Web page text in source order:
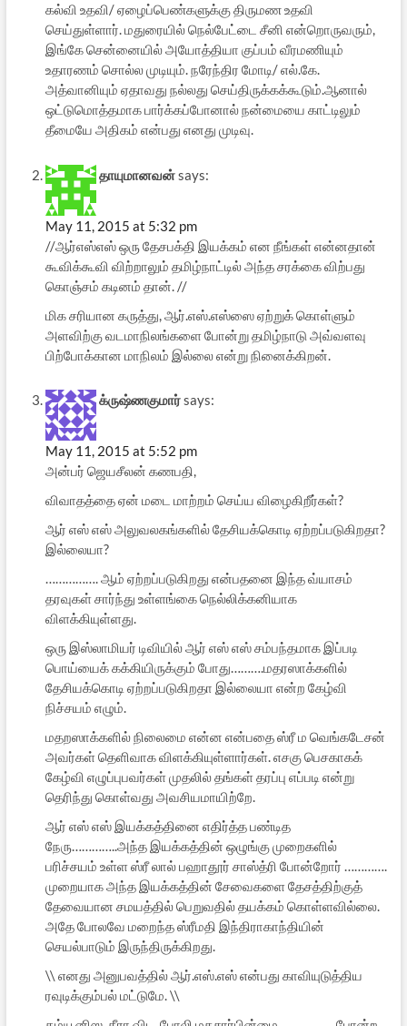
கல்வி உதவி/ ஏழைப்பெண்களுக்கு திருமண உதவி
செய்துள்ளார். மதுரையில் நெல்பேட்டை சீனி என்றொருவரும்,
இங்கே சென்னையில் அயோத்தியா குப்பம் வீரமணியும்
உதாரணம் சொல்ல முடியும். நரேந்திர மோடி/ எல்.கே.
அத்வானியும் ஏதாவது நல்லது செய்திருக்கக்கூடும்.ஆனால்
ஒட்டுமொத்தமாக பார்க்கப்போனால் நன்மையை காட்டிலும்
தீமையே அதிகம் என்பது எனது முடிவு.
தாயுமானவன்says:
May 11, 2015 at 5:32 pm
//ஆர்எஸ்எஸ் ஒரு தேசபக்தி இயக்கம் என நீங்கள் என்னதான்
கூவிக்கூவி விற்றாலும் தமிழ்நாட்டில் அந்த சரக்கை விற்பது
கொஞ்சம் கடினம் தான். //
மிக சரியான கருத்து, ஆர்.எஸ்.எஸ்ஸை ஏற்றுக் கொள்ளும்
அளவிற்கு வடமாநிலங்களை போன்று தமிழ்நாடு அவ்வளவு
பிற்போக்கான மாநிலம் இல்லை என்று நினைக்கிறன்.
க்ருஷ்ணகுமார்says:
May 11, 2015 at 5:52 pm
அன்பர் ஜெயசீலன் கணபதி,
விவாதத்தை ஏன் மடை மாற்றம் செய்ய விழைகிறீர்கள்?
ஆர் எஸ் எஸ் அலுவலகங்களில் தேசியக்கொடி ஏற்றப்படுகிறதா?
இல்லையா?
……………. ஆம் ஏற்றப்படுகிறது என்பதனை இந்த வ்யாசம்
தரவுகள் சார்ந்து உள்ளங்கை நெல்லிக்கனியாக
விளக்கியுள்ளது.
ஒரு இஸ்லாமியர் டிவியில் ஆர் எஸ் எஸ் சம்பந்தமாக இப்படி
பொய்யைக் கக்கியிருக்கும் போது……….மதரஸாக்களில்
தேசியக்கொடி ஏற்றப்படுகிறதா இல்லையா என்ற கேழ்வி
நிச்சயம் எழும்.
மதறஸாக்களில் நிலைமை என்ன என்பதை ஸ்ரீ ம வெங்கடேசன்
அவர்கள் தெளிவாக விளக்கியுள்ளார்கள். எசகு பெசகாகக்
கேழ்வி எழுப்புபவர்கள் முதலில் தங்கள் தரப்பு எப்படி என்று
தெரிந்து கொள்வது அவசியமாயிற்றே.
ஆர் எஸ் எஸ் இயக்கத்தினை எதிர்த்த பண்டித
நேரு…………..அந்த இயக்கத்தின் ஒழுங்கு முறைகளில்
பரிச்சயம் உள்ள ஸ்ரீ லால் பஹாதூர் சாஸ்த்ரி போன்றோர் ………….
முறையாக அந்த இயக்கத்தின் சேவைகளை தேசத்திற்குத்
தேவையான சமயத்தில் பெறுவதில் தயக்கம் கொள்ளவில்லை.
அதே போலவே மறைந்த ஸ்ரீமதி இந்திராகாந்தியின்
செயல்பாடும் இருந்திருக்கிறது.
\\ எனது அனுபவத்தில் ஆர்.எஸ்.எஸ் என்பது காவியுடுத்திய
ரவுடிக்கும்பல் மட்டுமே. \\